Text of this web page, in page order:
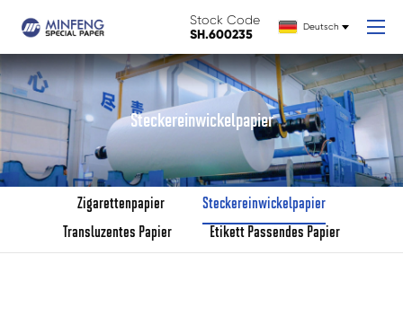
Stock Code
SH.600235 Deutsch
Steckereinwickelpapier
Zigarettenpapier
Steckereinwickelpapier
Transluzentes Papier
Etikett Passendes Papier